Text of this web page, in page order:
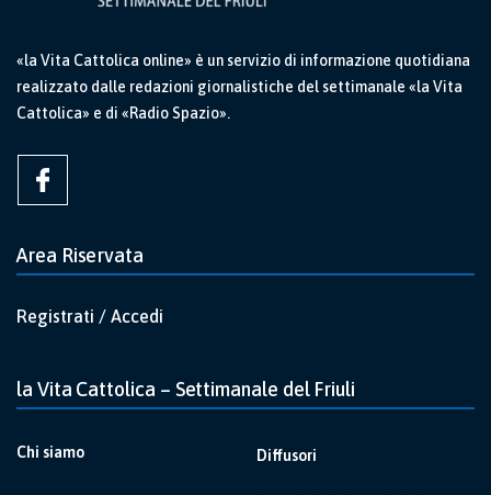
«la Vita Cattolica online» è un servizio di informazione quotidiana
realizzato dalle redazioni giornalistiche del settimanale «la Vita
Cattolica» e di «Radio Spazio».
Area Riservata
Registrati / Accedi
la Vita Cattolica – Settimanale del Friuli
Chi siamo Diffusori